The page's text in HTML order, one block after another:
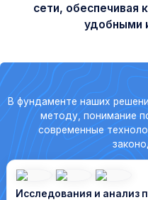
сети, обеспечивая
удобными
В фундаменте наших
методу, понимание
современные
Исследования и анализ